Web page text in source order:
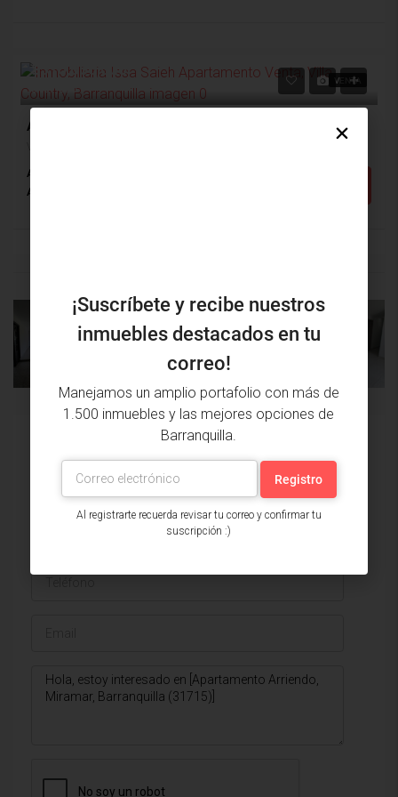
VENTA
$310,000,000
$487,000
Alcobas: 3
Apartamento
PROPIEDAD
PRÓXIMA
Issa Saieh Inmobiliaria
Ver listados
¡Suscríbete y recibe nuestros
inmuebles destacados en tu
correo!
Manejamos un amplio portafolio con más de
1.500 inmuebles y las mejores opciones de
Barranquilla.
Al registrarte recuerda revisar tu correo y confirmar tu
suscripción :)